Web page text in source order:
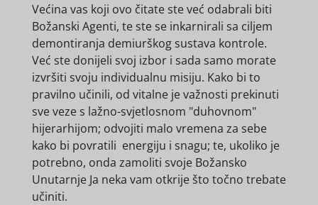
Većina vas koji ovo čitate ste već odabrali biti
Božanski Agenti, te ste se inkarnirali sa ciljem
demontiranja demiurškog sustava kontrole.
Već ste donijeli svoj izbor i sada samo morate
izvršiti svoju individualnu misiju. Kako bi to
pravilno učinili, od vitalne je važnosti prekinuti
sve veze s lažno-svjetlosnom "duhovnom"
hijerarhijom; odvojiti malo vremena za sebe
kako bi povratili energiju i snagu; te, ukoliko je
potrebno, onda zamoliti svoje Božansko
Unutarnje Ja neka vam otkrije što točno trebate
učiniti.